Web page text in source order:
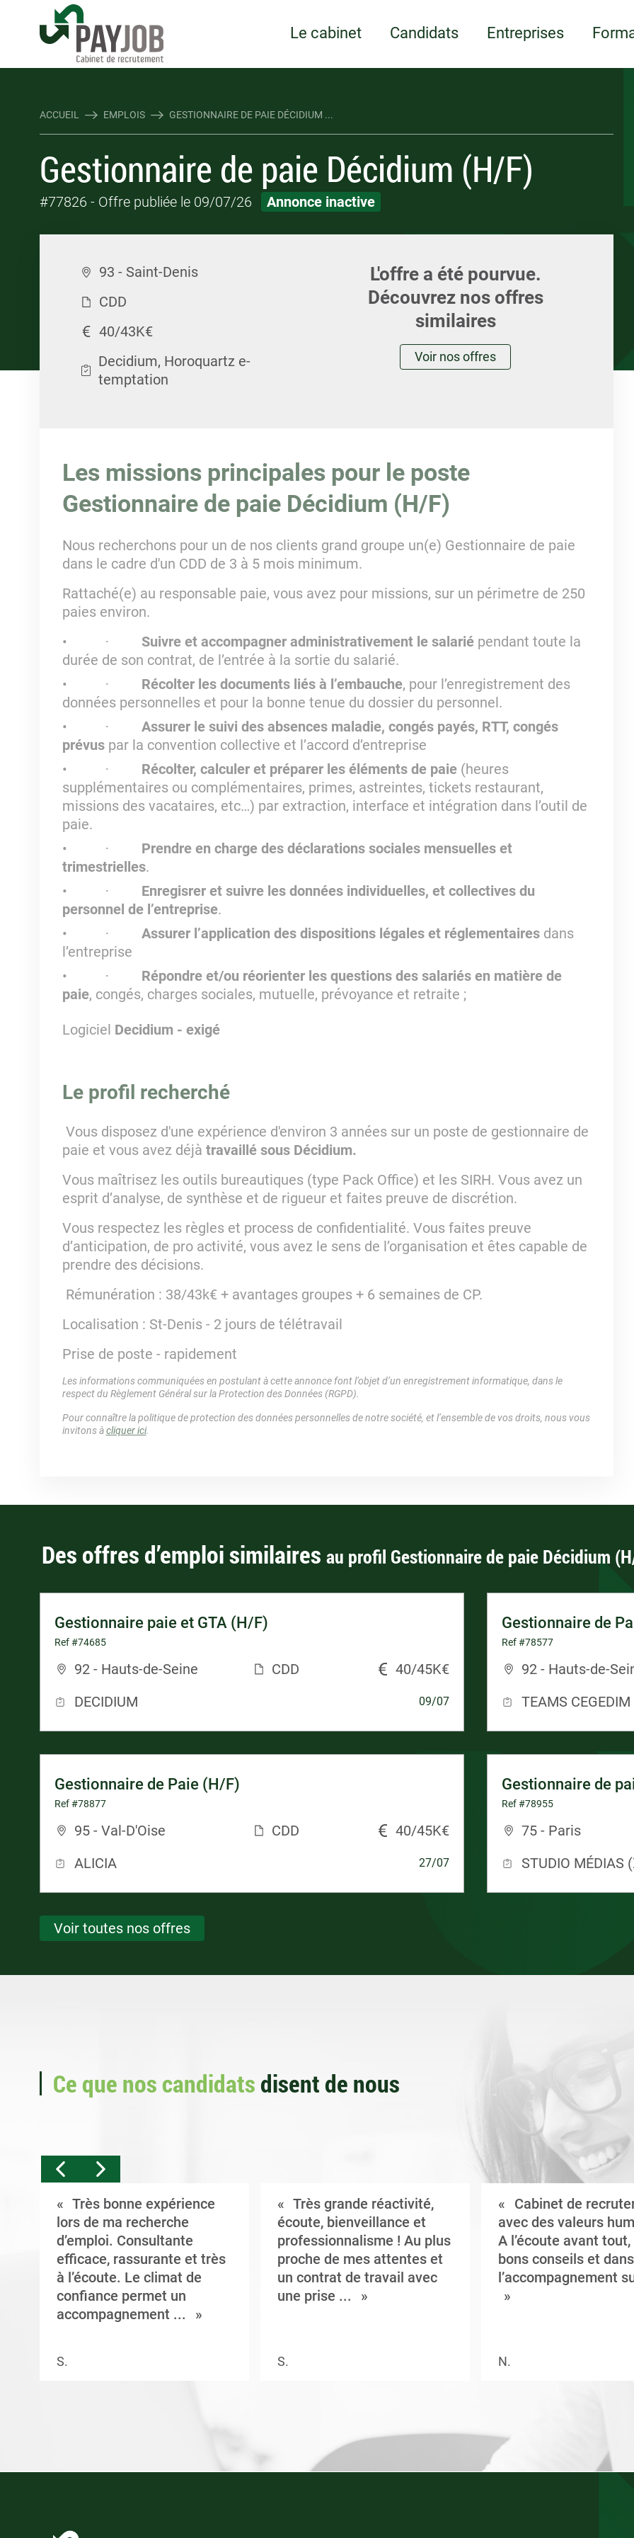
Le cabinet Candidats Entreprises
ACCUEIL EMPLOIS GESTIONNAIRE DE PAIE DÉCIDIUM ...
Gestionnaire de paie Décidium (H/F)
#77826 - Offre publiée le 09/07/26 Annonce inactive
93 - Saint-Denis
CDD
40/43K€
Decidium, Horoquartz e-
temptation
L'offre a été pourvue.
Découvrez nos offres
similaires
Voir nos offres
Les missions principales pour le poste
Gestionnaire de paie Décidium (H/F)
Nous recherchons pour un de nos clients grand groupe un(e) Gestionnaire de paie
dans le cadre d'un CDD de 3 à 5 mois minimum.
Rattaché(e) au responsable paie, vous avez pour missions, sur un périmetre de 250
paies environ.
· Suivre et accompagner administrativement le salariépendant toute la
durée de son contrat, de l’entrée à la sortie du salarié.
· Récolter les documents liés à l’embauche, pour l’enregistrement des
données personnelles et pour la bonne tenue du dossier du personnel.
· Assurer le suivi des absences maladie, congés payés, RTT, congés
prévuspar la convention collective et l’accord d’entreprise
· Récolter, calculer et préparer les éléments de paie(heures
supplémentaires ou complémentaires, primes, astreintes, tickets restaurant,
missions des vacataires, etc…) par extraction, interface et intégration dans l’outil de
paie.
· Prendre en charge des déclarations sociales mensuelles et
trimestrielles.
· Enregisrer et suivre les données individuelles, et collectives du
personnel de l’entreprise.
· Assurer l’application des dispositions légales et réglementaires dans
l’entreprise
· Répondre et/ou réorienter les questions des salariés en matière de
paie, congés, charges sociales, mutuelle, prévoyance et retraite ;
Logiciel Decidium - exigé
Le profil recherché
Vous disposez d'une expérience d'environ 3 années sur un poste de gestionnaire de
paie et vous avez déjà travaillé sous Décidium.
Vous maîtrisez les outils bureautiques (type Pack Office) et les SIRH. Vous avez un
esprit d’analyse, de synthèse et de rigueur et faites preuve de discrétion.
Vous respectez les règles et process de confidentialité. Vous faites preuve
d’anticipation, de pro activité, vous avez le sens de l’organisation et êtes capable de
prendre des décisions.
Rémunération : 38/43k€ + avantages groupes + 6 semaines de CP.
Localisation : St-Denis - 2 jours de télétravail
Prise de poste - rapidement
Les informations communiquées en postulant à cette annonce font l’objet d’un enregistrement informatique, dans le
respect du Règlement Général sur la Protection des Données (RGPD).
Pour connaître la politique de protection des données personnelles de notre société, et l’ensemble de vos droits, nous vous
invitons àcliquer ici.
Des offres d’emploi similaires au profil Gestionnaire de paie Décidium
Gestionnaire paie et GTA (H/F)
Ref #74685
92 - Hauts-de-Seine CDD
40/45K€
DECIDIUM
09/07
Gestionnaire de
Ref #78577
92 - Hauts-de-
TEAMS CEGEDIM
Gestionnaire de Paie (H/F)
Ref #78877
95 - Val-D'Oise CDD
40/45K€
ALICIA
27/07
Gestionnaire de
Ref #78955
75 - Paris
STUDIO MÉDIAS
Voir toutes nos offres
Ce que nos candidats disent de nous
Très bonne expérience
lors de ma recherche
d’emploi. Consultante
efficace, rassurante et très
à l’écoute. Le climat de
confiance permet un
accompagnement ...
S.
Très grande réactivité,
écoute, bienveillance et
professionnalisme ! Au plus
proche de mes attentes et
un contrat de travail avec
une prise ...
S.
Cabinet de
avec des valeurs
A l’écoute avant tout,
bons conseils et dans
l’accompagnement
N.